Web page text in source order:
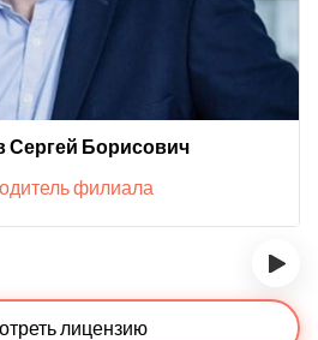
Сергей Борисович
филиала
›
лицензию